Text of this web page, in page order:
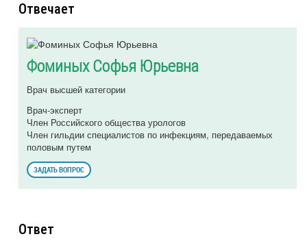
Отвечает
Фоминых Софья Юрьевна
Врач высшей категории
Врач-эксперт
Член Российского общества урологов
Член гильдии специалистов по инфекциям, передаваемых
половым путем
ЗАДАТЬ ВОПРОС
Ответ